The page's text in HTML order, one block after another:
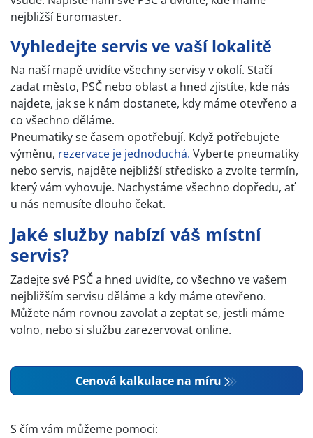
nejbližší Euromaster.
Vyhledejte servis ve vaší lokalitě
Na naší mapě uvidíte všechny servisy v okolí. Stačí
zadat město, PSČ nebo oblast a hned zjistíte, kde nás
najdete, jak se k nám dostanete, kdy máme otevřeno a
co všechno děláme.
Pneumatiky se časem opotřebují. Když potřebujete
výměnu, rezervace je jednoduchá. Vyberte pneumatiky
nebo servis, najděte nejbližší středisko a zvolte termín,
který vám vyhovuje. Nachystáme všechno dopředu, ať
u nás nemusíte dlouho čekat.
Jaké služby nabízí váš místní
servis?
Zadejte své PSČ a hned uvidíte, co všechno ve vašem
nejbližším servisu děláme a kdy máme otevřeno.
Můžete nám rovnou zavolat a zeptat se, jestli máme
volno, nebo si službu zarezervovat online.
Cenová kalkulace na míru
S čím vám můžeme pomoci: